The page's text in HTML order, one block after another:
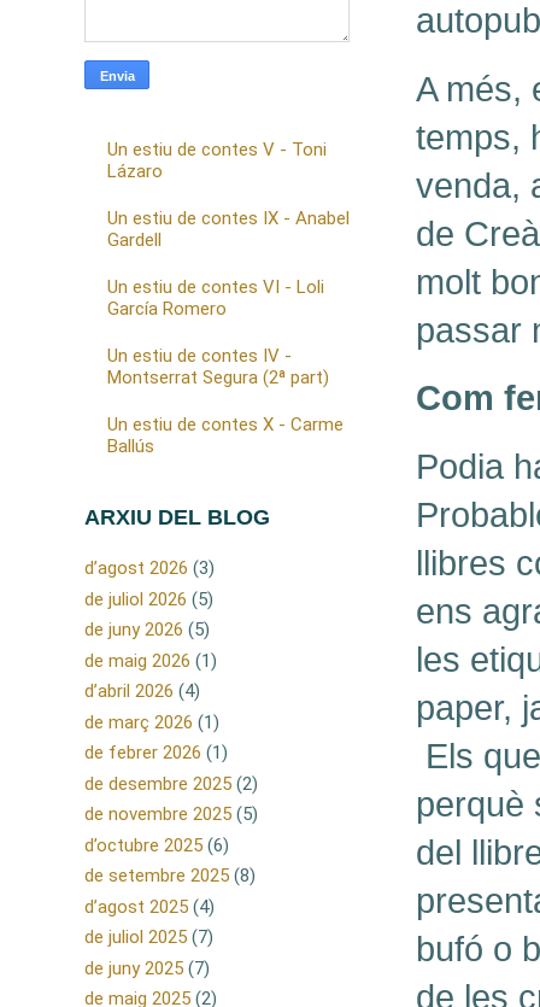
A més,
temps,
venda,
de
molt
passar
Com
Podia
llibres
ens
les
paper,
Els
perquè
del
bufó o
de les
Un estiu de contes V - Toni
Lázaro
Un estiu de contes IX - Anabel
Gardell
Un estiu de contes VI - Loli
García Romero
Un estiu de contes IV -
Montserrat Segura (2ª part)
Un estiu de contes X - Carme
Ballús
ARXIU DEL BLOG
d’agost 2026 (3)
de juliol 2026 (5)
de juny 2026 (5)
de maig 2026 (1)
d’abril 2026 (4)
de març 2026 (1)
de febrer 2026 (1)
de desembre 2025 (2)
de novembre 2025 (5)
d’octubre 2025 (6)
de setembre 2025 (8)
d’agost 2025 (4)
de juliol 2025 (7)
de juny 2025 (7)
de maig 2025 (2)